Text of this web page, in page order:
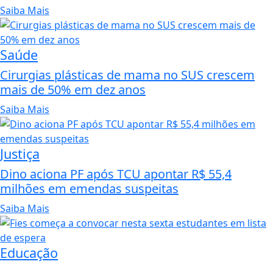
Saiba Mais
Saúde
Cirurgias plásticas de mama no SUS crescem
mais de 50% em dez anos
Saiba Mais
Justiça
Dino aciona PF após TCU apontar R$ 55,4
milhões em emendas suspeitas
Saiba Mais
Educação